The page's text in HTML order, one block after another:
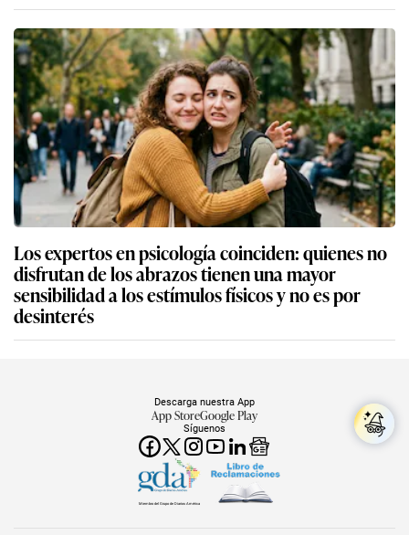
Los expertos en psicología coinciden: quienes no
disfrutan de los abrazos tienen una mayor
sensibilidad a los estímulos físicos y no es por
desinterés
Síguenos
Descarga nuestra App
App StoreGoogle Play
Miembro del Grupo de Diarios América